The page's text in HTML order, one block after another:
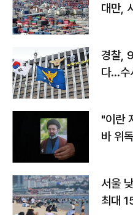
대만,
경찰,
다…수
"이란
바 위
서울
최대